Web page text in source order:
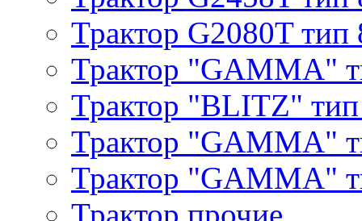
Трактор G2080T тип
Трактор "GAMMA"
Трактор "BLITZ"
Трактор "GAMMA"
Трактор "GAMMA"
Трактор прочие